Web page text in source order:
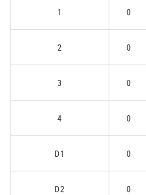
1 0
2 0
3 0
4 0
D1 0
D2 0